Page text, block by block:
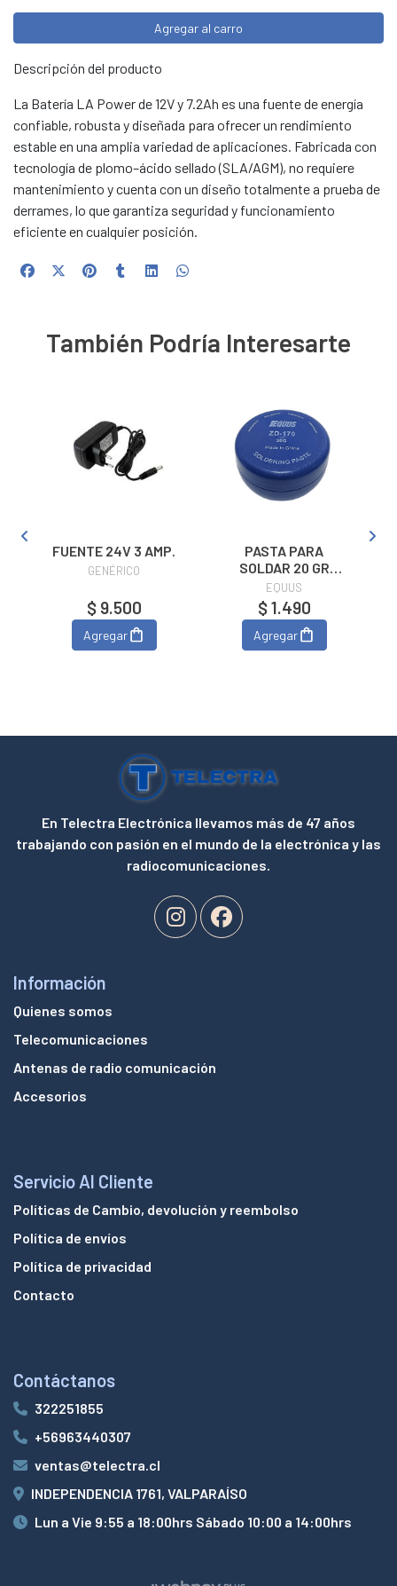
Agregar al carro
Descripción del producto
La Batería LA Power de 12V y 7.2Ah es una fuente de energía
confiable, robusta y diseñada para ofrecer un rendimiento
estable en una amplia variedad de aplicaciones. Fabricada con
tecnología de plomo–ácido sellado (SLA/AGM), no requiere
mantenimiento y cuenta con un diseño totalmente a prueba de
derrames, lo que garantiza seguridad y funcionamiento
eficiente en cualquier posición.
También Podría Interesarte
FUENTE 24V 3 AMP.
GENÉRICO
$ 9.500
Agregar
PASTA PARA
SOLDAR 20 GR
EQUUS ZD-170
EQUUS
$ 1.490
Agregar
En Telectra Electrónica llevamos más de 47 años
trabajando con pasión en el mundo de la electrónica y las
radiocomunicaciones.
Información
Quienes somos
Telecomunicaciones
Antenas de radio comunicación
Accesorios
Servicio Al Cliente
Políticas de Cambio, devolución y reembolso
Política de envíos
Política de privacidad
Contacto
Contáctanos
322251855
+56963440307
ventas@telectra.cl
INDEPENDENCIA 1761, VALPARAÍSO
Lun a Vie 9:55 a 18:00hrs Sábado 10:00 a 14:00hrs